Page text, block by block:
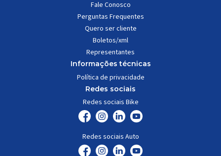
Fale Conosco
Perguntas Frequentes
Quero ser cliente
Boletos/xml
Representantes
Informações técnicas
Política de privacidade
Redes sociais
Redes sociais Bike
Redes sociais Auto